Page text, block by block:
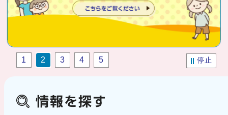
停止
1 2 3 4 5
情報を探す